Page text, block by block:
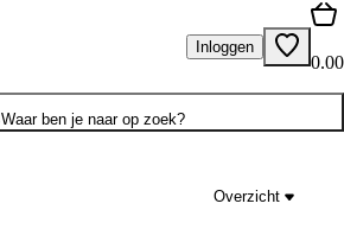
Inloggen
0.00
Waar ben je naar op zoek?
Overzicht